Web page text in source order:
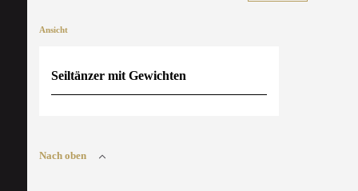
Ansicht
Seiltänzer mit Gewichten
Nach oben